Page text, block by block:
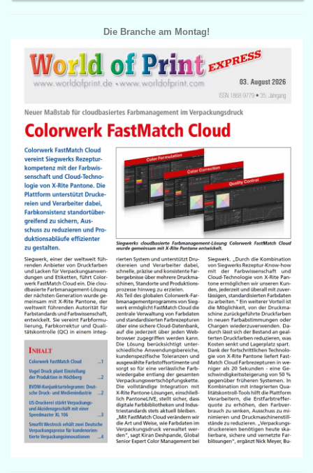
Die Branche am Montag!